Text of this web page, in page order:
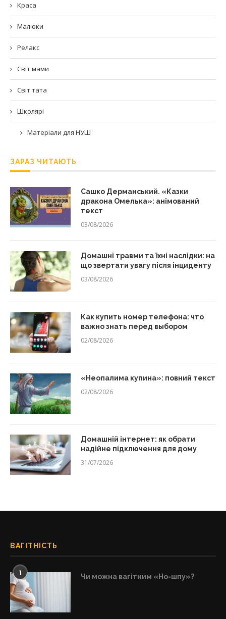
Краса
Малюки
Релакс
Світ мами
Світ тата
Школярі
Матеріали для НУШ
ЗАРАЗ ЧИТАЮТЬ
Сашко Дерманський. «Казки
дракона Омелька»: анімований
текст
03/08/2026
Домашні травми та їхні наслідки: на
що звертати увагу після інциденту
03/08/2026
Как купить номер телефона: что
важно знать перед выбором
02/08/2026
«Неопалима купина»: повний текст
02/08/2026
Домашній інтернет: як обрати
надійне підключення для дому
31/07/2026
ВАГІТНІСТЬ
1 Чи можна вагітним «Но-шпу»?